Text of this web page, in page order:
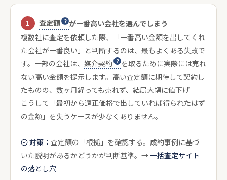
1 査定額
が一番高い会社を選んでしまう
複数社に査定を依頼した際、「一番高い金額を出してくれ
た会社が一番良い」と判断するのは、最もよくある失敗で
す。一部の会社は、 媒介契約
を取るために実際には売れ
ない高い金額を提示します。高い査定額に期待して契約し
たものの、数ヶ月経っても売れず、結局大幅に値下げ——
こうして「最初から適正価格で出していれば得られたはず
の金額」を失うケースが少なくありません。
対策： 査定額の「根拠」を確認する。成約事例に基づ
いた説明があるかどうかが判断基準。→ 一括査定サイト
の落とし穴